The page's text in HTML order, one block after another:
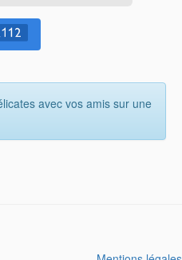
avec vos amis sur une